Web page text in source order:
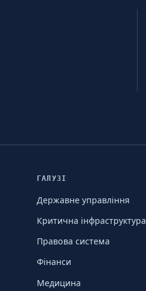
ГАЛУЗІ
Державне управління
Критична інфраструктура
Правова система
Фінанси
Медицина